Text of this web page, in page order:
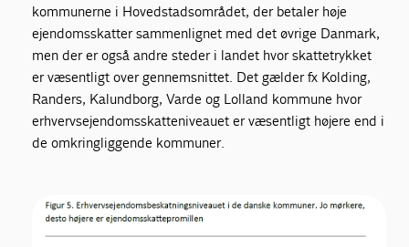
kommunerne i Hovedstadsområdet, der betaler høje
ejendomsskatter sammenlignet med det øvrige Danmark,
men der er også andre steder i landet hvor skattetrykket
er væsentligt over gennemsnittet. Det gælder fx Kolding,
Randers, Kalundborg, Varde og Lolland kommune hvor
erhvervsejendomsskatteniveauet er væsentligt højere end i
de omkringliggende kommuner.